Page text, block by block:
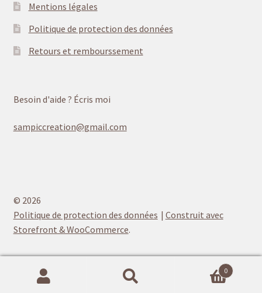
Mentions légales
Politique de protection des données
Retours et rembourssement
Besoin d'aide ? Écris moi
sampiccreation@gmail.com
© 2026
Politique de protection des données
Construit avec
Storefront & WooCommerce.
Recherche
Recherche
0